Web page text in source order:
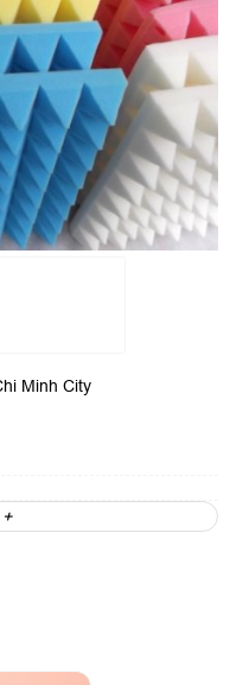
Minh City
+